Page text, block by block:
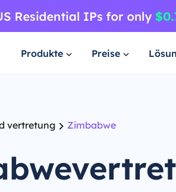
Produkte Preise
vertretung Zimbabwe